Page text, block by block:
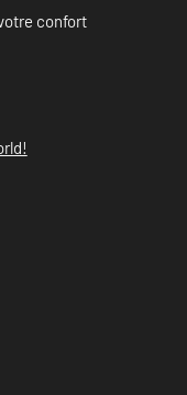
confort